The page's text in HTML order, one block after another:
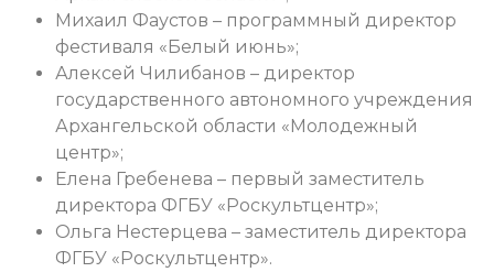
Михаил Фаустов – программный директор
фестиваля «Белый июнь»;
Алексей Чилибанов – директор
государственного автономного учреждения
Архангельской области «Молодежный
центр»;
Елена Гребенева – первый заместитель
директора ФГБУ «Роскультцентр»;
Ольга Нестерцева – заместитель директора
ФГБУ «Роскультцентр».